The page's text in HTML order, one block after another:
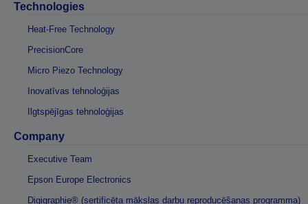
Technologies
Heat-Free Technology
PrecisionCore
Micro Piezo Technology
Inovatīvas tehnoloģijas
Ilgtspējīgas tehnoloģijas
Company
Executive Team
Epson Europe Electronics
Digigraphie® (sertificēta mākslas darbu reproducēšanas programma)